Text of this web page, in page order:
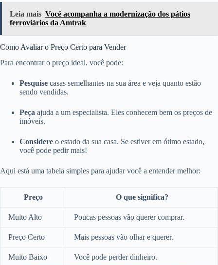
Leia mais Você acompanha a modernização dos pátios
ferroviários da Amtrak
Como Avaliar o Preço Certo para Vender
Para encontrar o preço ideal, você pode:
Pesquise casas semelhantes na sua área e veja quanto estão
sendo vendidas.
Peça ajuda a um especialista. Eles conhecem bem os preços de
imóveis.
Considere o estado da sua casa. Se estiver em ótimo estado,
você pode pedir mais!
Aqui está uma tabela simples para ajudar você a entender melhor:
Preço O que significa?
Muito Alto Poucas pessoas vão querer comprar.
Preço Certo Mais pessoas vão olhar e querer.
Muito Baixo Você pode perder dinheiro.